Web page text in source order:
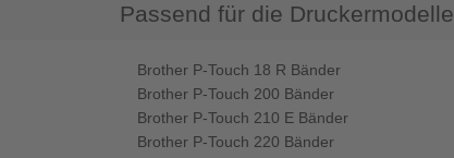
Passend für die Druckermodelle
Brother P-Touch 18 R Bänder
Brother P-Touch 200 Bänder
Brother P-Touch 210 E Bänder
Brother P-Touch 220 Bänder